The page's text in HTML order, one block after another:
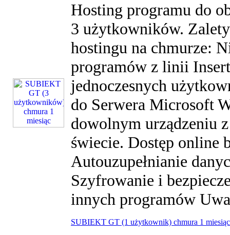
Hosting programu do
3 użytkowników.
hostingu na chmurze:
programów z linii
jednoczesnych
do Serwera Microsoft
dowolnym urządzeniu
świecie. Dostęp online
Autouzupełnianie
Szyfrowanie i
innych programów
SUBIEKT GT (1 użytkownik) chmura 1 miesiąc